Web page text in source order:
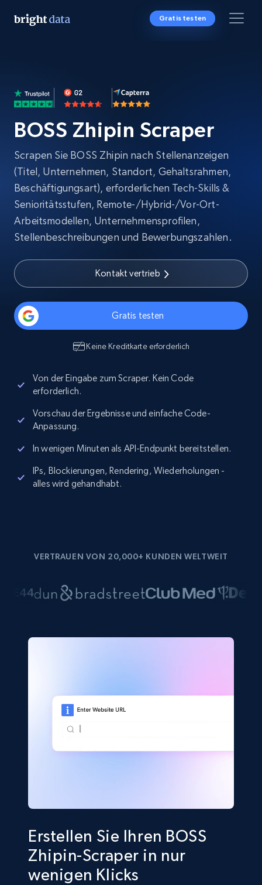
Gratis testen
BOSS Zhipin Scraper
Scrapen Sie BOSS Zhipin nach Stellenanzeigen
(Titel, Unternehmen, Standort, Gehaltsrahmen,
Beschäftigungsart), erforderlichen Tech-Skills &
Senioritätsstufen, Remote-/Hybrid-/Vor-Ort-
Arbeitsmodellen, Unternehmensprofilen,
Stellenbeschreibungen und Bewerbungszahlen.
Kontakt vertrieb
Gratis testen
Keine Kreditkarte erforderlich
Von der Eingabe zum Scraper. Kein Code
erforderlich.
Vorschau der Ergebnisse und einfache Code-
Anpassung.
In wenigen Minuten als API-Endpunkt bereitstellen.
IPs, Blockierungen, Rendering, Wiederholungen -
alles wird gehandhabt.
VERTRAUEN VON 20,000+ KUNDEN WELTWEIT
Erstellen Sie Ihren BOSS
Zhipin-Scraper in nur
wenigen Klicks